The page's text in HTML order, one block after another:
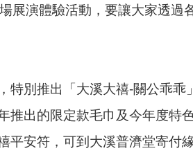
展演體驗活動，要讓大家透過
別推出「大溪大禧-關公乖
出的限定款毛巾及今年度特
安符，可到大溪普濟堂寄付